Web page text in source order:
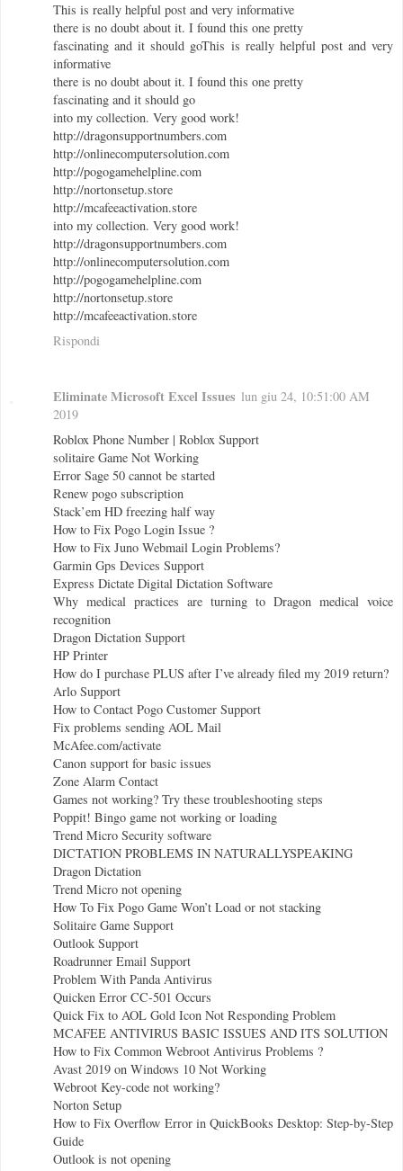
This is really helpful post and very informative
there is no doubt about it. I found this one pretty
fascinating and it should goThis is really helpful post and very
informative
there is no doubt about it. I found this one pretty
fascinating and it should go
into my collection. Very good work!
http://dragonsupportnumbers.com
http://onlinecomputersolution.com
http://pogogamehelpline.com
http://nortonsetup.store
http://mcafeeactivation.store
into my collection. Very good work!
http://dragonsupportnumbers.com
http://onlinecomputersolution.com
http://pogogamehelpline.com
http://nortonsetup.store
http://mcafeeactivation.store
Rispondi
Eliminate Microsoft Excel Issues lun giu 24, 10:51:00 AM
2019
Roblox Phone Number | Roblox Support
solitaire Game Not Working
Error Sage 50 cannot be started
Renew pogo subscription
Stack’em HD freezing half way
How to Fix Pogo Login Issue ?
How to Fix Juno Webmail Login Problems?
Garmin Gps Devices Support
Express Dictate Digital Dictation Software
Why medical practices are turning to Dragon medical voice
recognition
Dragon Dictation Support
HP Printer
How do I purchase PLUS after I’ve already filed my 2019 return?
Arlo Support
How to Contact Pogo Customer Support
Fix problems sending AOL Mail
McAfee.com/activate
Canon support for basic issues
Zone Alarm Contact
Games not working? Try these troubleshooting steps
Poppit! Bingo game not working or loading
Trend Micro Security software
DICTATION PROBLEMS IN NATURALLYSPEAKING
Dragon Dictation
Trend Micro not opening
How To Fix Pogo Game Won’t Load or not stacking
Solitaire Game Support
Outlook Support
Roadrunner Email Support
Problem With Panda Antivirus
Quicken Error CC-501 Occurs
Quick Fix to AOL Gold Icon Not Responding Problem
MCAFEE ANTIVIRUS BASIC ISSUES AND ITS SOLUTION
How to Fix Common Webroot Antivirus Problems ?
Avast 2019 on Windows 10 Not Working
Webroot Key-code not working?
Norton Setup
How to Fix Overflow Error in QuickBooks Desktop: Step-by-Step
Guide
Outlook is not opening